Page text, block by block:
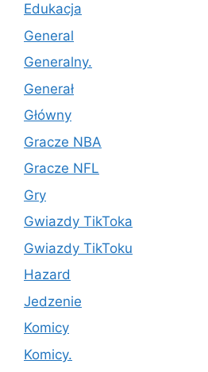
Edukacja
General
Generalny.
Generał
Główny
Gracze NBA
Gracze NFL
Gry
Gwiazdy TikToka
Gwiazdy TikToku
Hazard
Jedzenie
Komicy
Komicy.